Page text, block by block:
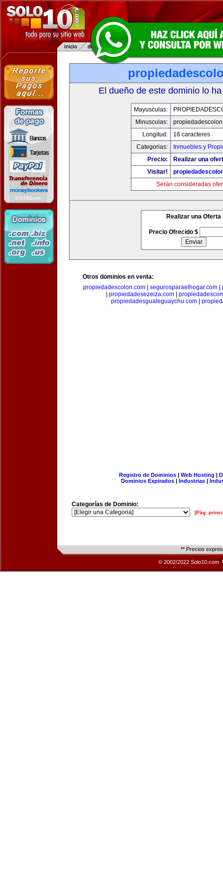
El dueño de este dominio lo
Mayusculas:
Minusculas:
Longitud:
16 caracteres
Categorias:
Inmuebles y
Precio:
Realizar una
Visitar!
Serán consideradas
Realizar una Oferta
Precio Ofrecido $
Otros dominios en venta:
propiedadescolon.com| segurosparaelhogar.com|
propiedadesezeiza.com
propiedadesgualeguaychu.com|
Registro de Dominios| Web Hosting |
Dominios Expirados | Industrias |
Categorías de Dominio:
[Pág.
** Precios
© 2002/2022 Solo10.com